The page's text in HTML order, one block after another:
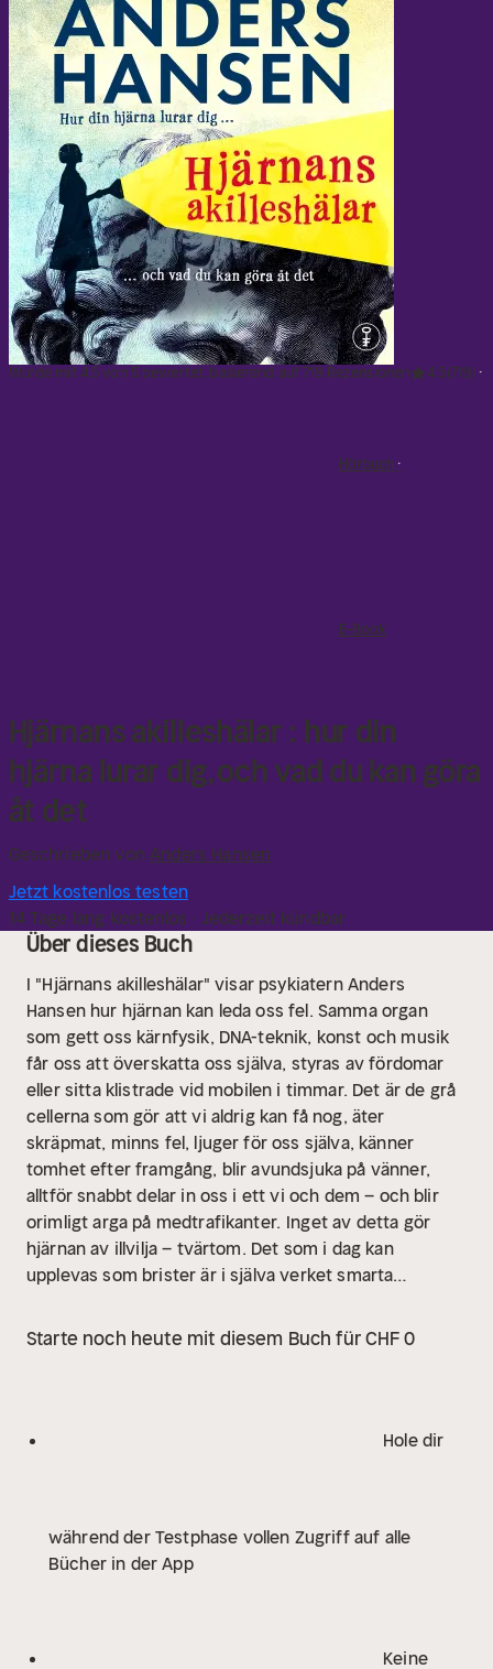
dig på en fascinerande resa in i hjärnans innersta. Han
delar med sig av spännande forskning, egna
erfarenheter från patientmöten och handfasta råd om
hur man kan förhålla sig till en hjärna som är lika
primitiv som fantastisk. Ju mer vi förstår hjärnans
akilleshälar, desto bättre kan vi navigera runt dem. Det
här är en bok som förklarar både dig, och vår samtid –
utan pekpinnar. "Det är glasklart och oerhört
intressant i varenda rad. Det är som att se världen ur
ett nytt perspektiv – ur hjärnans. Begriper inte hur
han kan skriva så lätt och självklart om något så
komplex. Anders Hansen är vår viktigaste
folkbildare." David Lagercrantz "Viktigt och lättsmält
om när hjärnan sviker dig. Jag gillar särskilt när Anders
Hansen döper om ”kärlekshormon” till ”rasisthormon”,
Wurde mit 4.5 von 5 bewertet, basierend auf 719 Rezensionen 4.5(719)
Hörbuch
E-Book
Hjärnans akilleshälar : hur din
hjärna lurar dig, och vad du kan göra
åt det
Geschrieben vonAnders Hansen
Jetzt kostenlos testen
14 Tage lang kostenlos · Jederzeit kündbar
Über dieses Buch
I "Hjärnans akilleshälar" visar psykiatern Anders
Hansen hur hjärnan kan leda oss fel. Samma organ
som gett oss kärnfysik, DNA-teknik, konst och musik
får oss att överskatta oss själva, styras av fördomar
eller sitta klistrade vid mobilen i timmar. Det är de grå
cellerna som gör att vi aldrig kan få nog, äter
skräpmat, minns fel, ljuger för oss själva, känner
tomhet efter framgång, blir avundsjuka på vänner,
alltför snabbt delar in oss i ett vi och dem – och blir
orimligt arga på medtrafikanter. Inget av detta gör
hjärnan av illvilja – tvärtom. Det som i dag kan
upplevas som brister är i själva verket smarta
här boken tar succéförfattaren Anders Hansen med
hur man kan förhålla sig till en hjärna som är lika
utan pekpinnar. "Det är glasklart och oerhört
intressant i varenda rad. Det är som att se världen ur
Starte noch heute mit diesem Buch für CHF 0
Hole dir
während der Testphase vollen Zugriff auf alle
Bücher in der App
Keine